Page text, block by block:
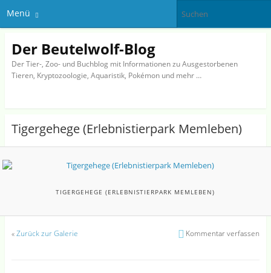
Menü
Der Beutelwolf-Blog
Der Tier-, Zoo- und Buchblog mit Informationen zu Ausgestorbenen
Tieren, Kryptozoologie, Aquaristik, Pokémon und mehr …
Tigergehege (Erlebnistierpark Memleben)
TIGERGEHEGE (ERLEBNISTIERPARK MEMLEBEN)
«Zurück zur Galerie Kommentar verfassen